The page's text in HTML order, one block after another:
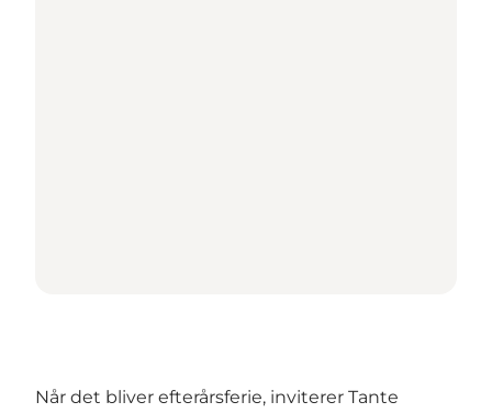
Når det bliver efterårsferie, inviterer Tante